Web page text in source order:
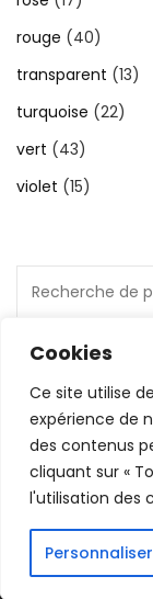
Cookies
Ce site utilise
expérience de
des contenus
cliquant sur «
l'utilisation des
Personnaliser
rouge (40)
transparent (13)
turquoise (22)
vert (43)
violet (15)
pour :
2026 © Gaëlle
sont ma
par